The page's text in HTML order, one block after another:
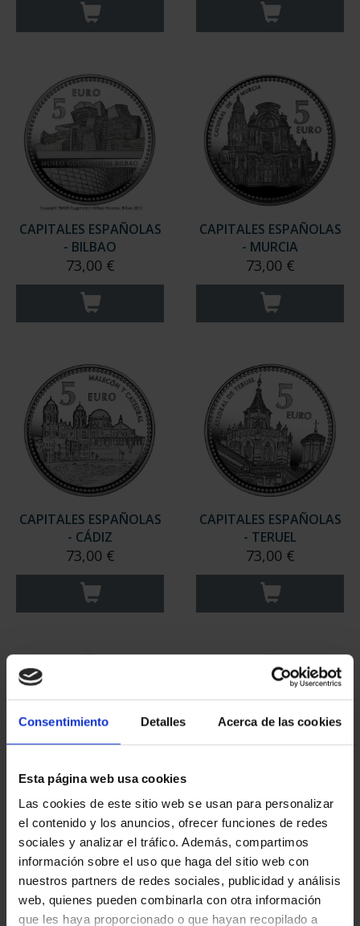
Consentimiento Detalles Acerca de las cookies
Esta página web usa cookies
Las cookies de este sitio web se usan para personalizar
el contenido y los anuncios, ofrecer funciones de redes
sociales y analizar el tráfico. Además, compartimos
información sobre el uso que haga del sitio web con
nuestros partners de redes sociales, publicidad y análisis
web, quienes pueden combinarla con otra información
que les haya proporcionado o que hayan recopilado a
CAPITALES ESPAÑOLAS
- BILBAO
73,00 €
CAPITALES ESPAÑOLAS
- MURCIA
73,00 €
CAPITALES ESPAÑOLAS
- CÁDIZ
73,00 €
CAPITALES ESPAÑOLAS
- TERUEL
73,00 €
CAPITALES ESPAÑOLAS
- TENERIFE
73,00 €
CAPITALES ESPAÑOLAS
- BURGOS
73,00 €